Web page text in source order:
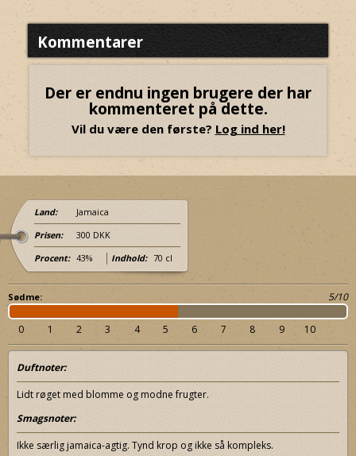
Kommentarer
Der er endnu ingen brugere der har
kommenteret på dette.
Vil du være den første? Log ind her!
Land: Jamaica
Prisen: 300 DKK
Procent: 43% Indhold: 70 cl
Sødme: 5/10
0 1 2 3 4 5 6 7 8 9 10
Duftnoter:
Lidt røget med blomme og modne frugter.
Smagsnoter:
Ikke særlig jamaica-agtig. Tynd krop og ikke så kompleks.